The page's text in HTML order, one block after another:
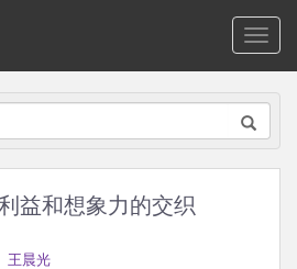
益和想象力的交织
王晨光